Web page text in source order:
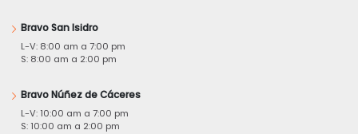
Bravo San Isidro
L-V: 8:00 am a 7:00 pm
S: 8:00 am a 2:00 pm
Bravo Núñez de Cáceres
L-V: 10:00 am a 7:00 pm
S: 10:00 am a 2:00 pm